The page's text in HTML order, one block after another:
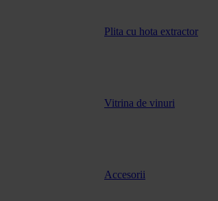
Plita cu hota extractor
Vitrina de vinuri
Accesorii